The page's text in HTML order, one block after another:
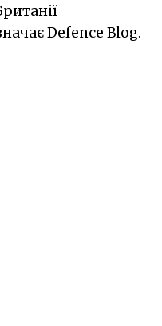
Defence Blog.